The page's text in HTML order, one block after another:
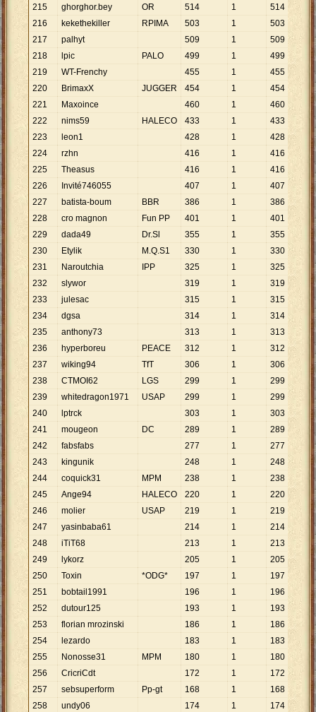
215 ghorghor.bey OR 514 1
514
216
kekethekiller RPIMA 503 1
503
217
palhyt 509 1
509
218
lpic PALO 499 1
499
219
WT-Frenchy 455 1
455
220
BrimaxX JUGGER 454 1
454
221
Maxoince 460 1
460
222
nims59 HALECO 433 1
433
223
leon1 428 1
428
224
rzhn 416 1
416
225
Theasus 416 1
416
226
Invité746055 407 1
407
227
batista-boum BBR 386 1
386
228
cro magnon Fun PP 401 1
401
229
dada49 Dr.Sl 355 1
355
230
Etylik M.Q.S1 330 1
330
231
Naroutchia IPP 325 1
325
232
slywor 319 1
319
233
julesac 315 1
315
234
dgsa 314 1
314
235
anthony73 313 1
313
236
hyperboreu PEACE 312 1
312
237
wiking94 TfT 306 1
306
238
CTMOI62 LGS 299 1
299
239
whitedragon1971 USAP 299 1
299
240
lptrck 303 1
303
241
mougeon DC 289 1
289
242
fabsfabs 277 1
277
243
kingunik 248 1
248
244
coquick31 MPM 238 1
238
245
Ange94 HALECO 220 1
220
246
molier USAP 219 1
219
247
yasinbaba61 214 1
214
248
iTiT68 213 1
213
249
lykorz 205 1
205
250
Toxin *ODG* 197 1
197
251
bobtail1991 196 1
196
252
dutour125 193 1
193
253
florian mrozinski 186 1
186
254
lezardo 183 1
183
255
Nonosse31 MPM 180 1
180
256
CricriCdt 172 1
172
257
sebsuperform Pp-gt 168 1
168
258
undy06 174 1
174